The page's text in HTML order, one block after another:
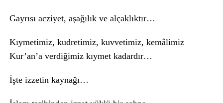
Gayrısı acziyet, aşağılık ve alçaklıktır…
Kıymetimiz, kudretimiz, kuvvetimiz, kemâlimiz
Kur’an’a verdiğimiz kıymet kadardır…
İşte izzetin kaynağı…